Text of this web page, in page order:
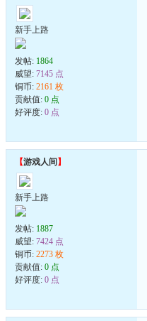
新手上路
发帖: 1864
威望: 7145 点
铜币: 2161 枚
贡献值: 0 点
好评度: 0 点
【游戏人间 】
新手上路
发帖: 1887
威望: 7424 点
铜币: 2273 枚
贡献值: 0 点
好评度: 0 点